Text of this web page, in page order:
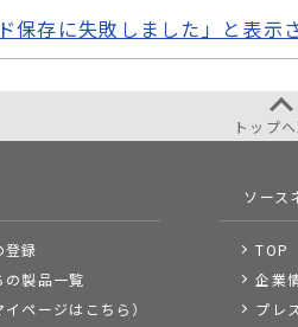
保存に失敗しました」と表示
トップ
登録
の製品一覧
イページはこちら）
ソース
TOP
企業
プレ